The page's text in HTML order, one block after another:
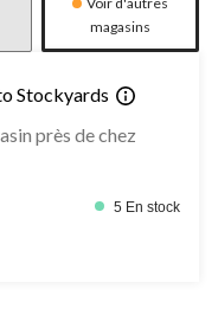
magasins
Stockyards
près de chez
5 En stock